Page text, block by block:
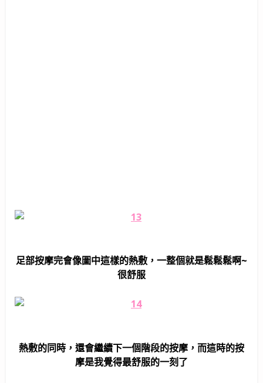
足部按摩完會像圖中這樣的熱敷，一整個就是鬆鬆鬆啊~
很舒服
熱敷的同時，還會繼續下一個階段的按摩，而這時的按
摩是我覺得最舒服的一刻了